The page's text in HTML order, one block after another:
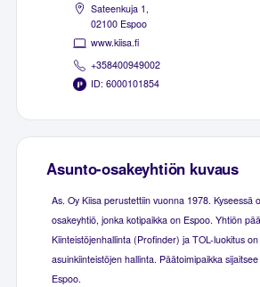
Sateenkuja 1,
02100 Espoo
www.kiisa.fi
+358400949002
ID: 6000101854
Asunto-osakeyhtiön kuvaus
As. Oy Kiisa perustettiin vuonna 1978. Kyseessä
osakeyhtiö, jonka kotipaikka on Espoo. Yhtiön
Kiinteistöjenhallinta (Profinder) ja TOL-luokitus
asuinkiinteistöjen hallinta. Päätoimipaikka
Espoo.